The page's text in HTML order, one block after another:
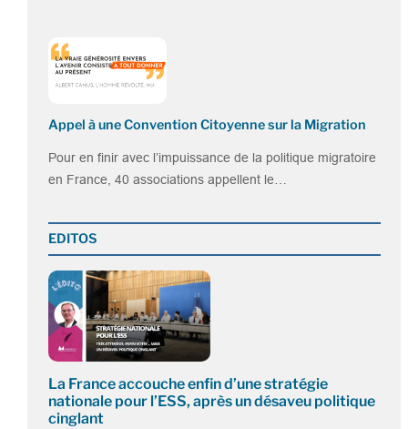
Appel à une Convention Citoyenne sur la Migration
Pour en finir avec l’impuissance de la politique migratoire
en France, 40 associations appellent le…
EDITOS
La France accouche enfin d’une stratégie
nationale pour l’ESS, après un désaveu politique
cinglant